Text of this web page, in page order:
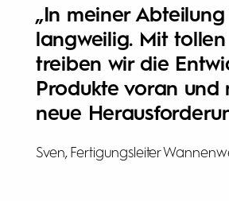
„In meiner
langweilig. Mit
treiben wir die
Produkte voran und
neue
Sven, Fertigungsleiter